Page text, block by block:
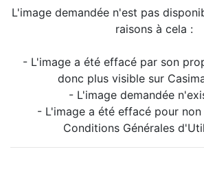
L'image demandée n'est pas
raisons à cela :
- L'image a été effacé par son
donc plus visible sur
- L'image demandée
- L'image a été effacé pour
Conditions Générales